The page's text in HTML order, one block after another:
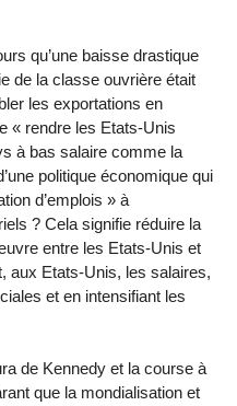
qu’une baisse drastique
de la classe ouvrière était
les exportations en
« rendre les Etats-Unis
à bas salaire comme la
politique économique qui
d’emplois » à
? Cela signifie réduire la
entre les Etats-Unis et
aux Etats-Unis, les salaires,
et en intensifiant les
de Kennedy et la course à
que la mondialisation et